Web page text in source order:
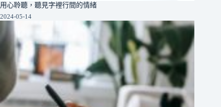
用心聆聽，聽見字裡行間的情緒
2024-05-14